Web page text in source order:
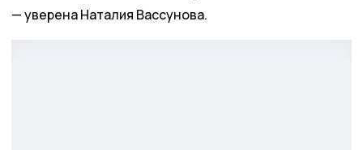
уверена Наталия Вассунова.